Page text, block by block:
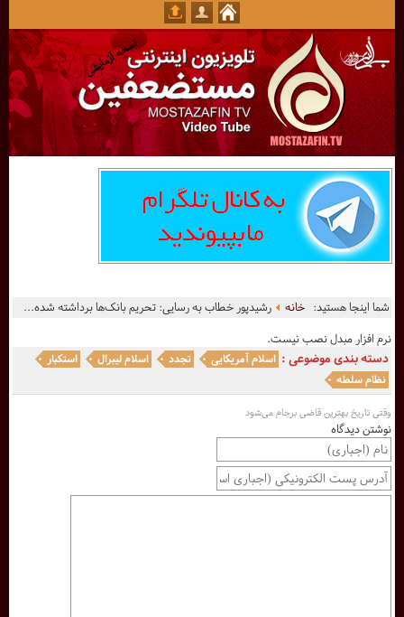
شما اینجا هستید:خانه
رشیدپور خطاب به رسایی: تحریم بانک‌ها برداشته شده...
نرم افزار مبدل نصب نیست.
دسته بندی موضوعی : اسلام آمریکایی تجدد اسلام لیبرال
استکبار
نظام سلطه
وقتی تاریخ بهترین قاضی برجام می‌شود
نوشتن دیدگاه